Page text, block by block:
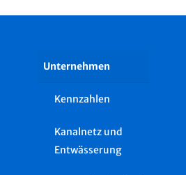
Unternehmen
Kennzahlen
Kanalnetz und
Entwässerung